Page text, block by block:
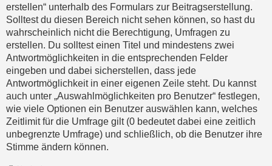
erstellen“ unterhalb des Formulars zur Beitragserstellung.
Solltest du diesen Bereich nicht sehen können, so hast du
wahrscheinlich nicht die Berechtigung, Umfragen zu
erstellen. Du solltest einen Titel und mindestens zwei
Antwortmöglichkeiten in die entsprechenden Felder
eingeben und dabei sicherstellen, dass jede
Antwortmöglichkeit in einer eigenen Zeile steht. Du kannst
auch unter „Auswahlmöglichkeiten pro Benutzer“ festlegen,
wie viele Optionen ein Benutzer auswählen kann, welches
Zeitlimit für die Umfrage gilt (0 bedeutet dabei eine zeitlich
unbegrenzte Umfrage) und schließlich, ob die Benutzer ihre
Stimme ändern können.